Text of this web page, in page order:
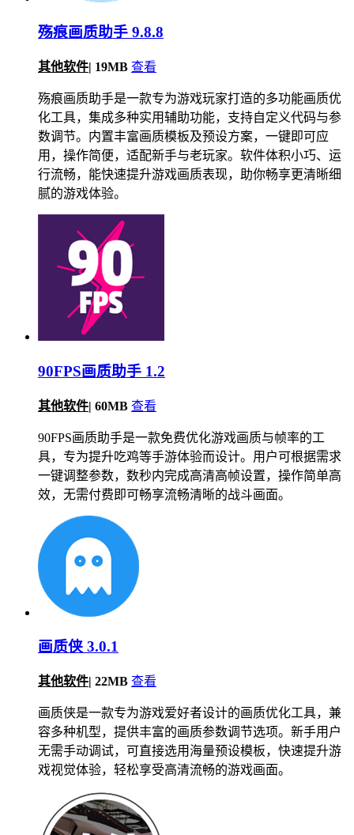
殇痕画质助手 9.8.8
其他软件| 19MB 查看
殇痕画质助手是一款专为游戏玩家打造的多功能画质优
化工具，集成多种实用辅助功能，支持自定义代码与参
数调节。内置丰富画质模板及预设方案，一键即可应
用，操作简便，适配新手与老玩家。软件体积小巧、运
行流畅，能快速提升游戏画质表现，助你畅享更清晰细
腻的游戏体验。
90FPS画质助手 1.2
其他软件| 60MB 查看
90FPS画质助手是一款免费优化游戏画质与帧率的工
具，专为提升吃鸡等手游体验而设计。用户可根据需求
一键调整参数，数秒内完成高清高帧设置，操作简单高
效，无需付费即可畅享流畅清晰的战斗画面。
画质侠 3.0.1
其他软件| 22MB 查看
画质侠是一款专为游戏爱好者设计的画质优化工具，兼
容多种机型，提供丰富的画质参数调节选项。新手用户
无需手动调试，可直接选用海量预设模板，快速提升游
戏视觉体验，轻松享受高清流畅的游戏画面。